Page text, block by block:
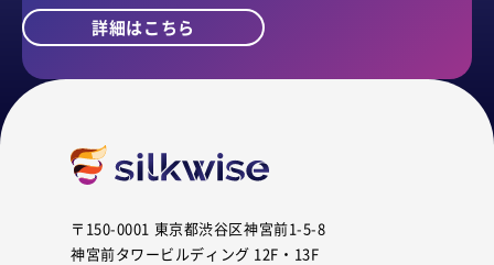
詳細はこちら
〒150-0001 東京都渋谷区神宮前1-5-8
神宮前タワービルディング 12F・13F